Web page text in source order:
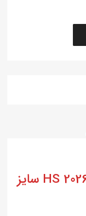
رینگ BBS بی بی اس 2026 HS سایز